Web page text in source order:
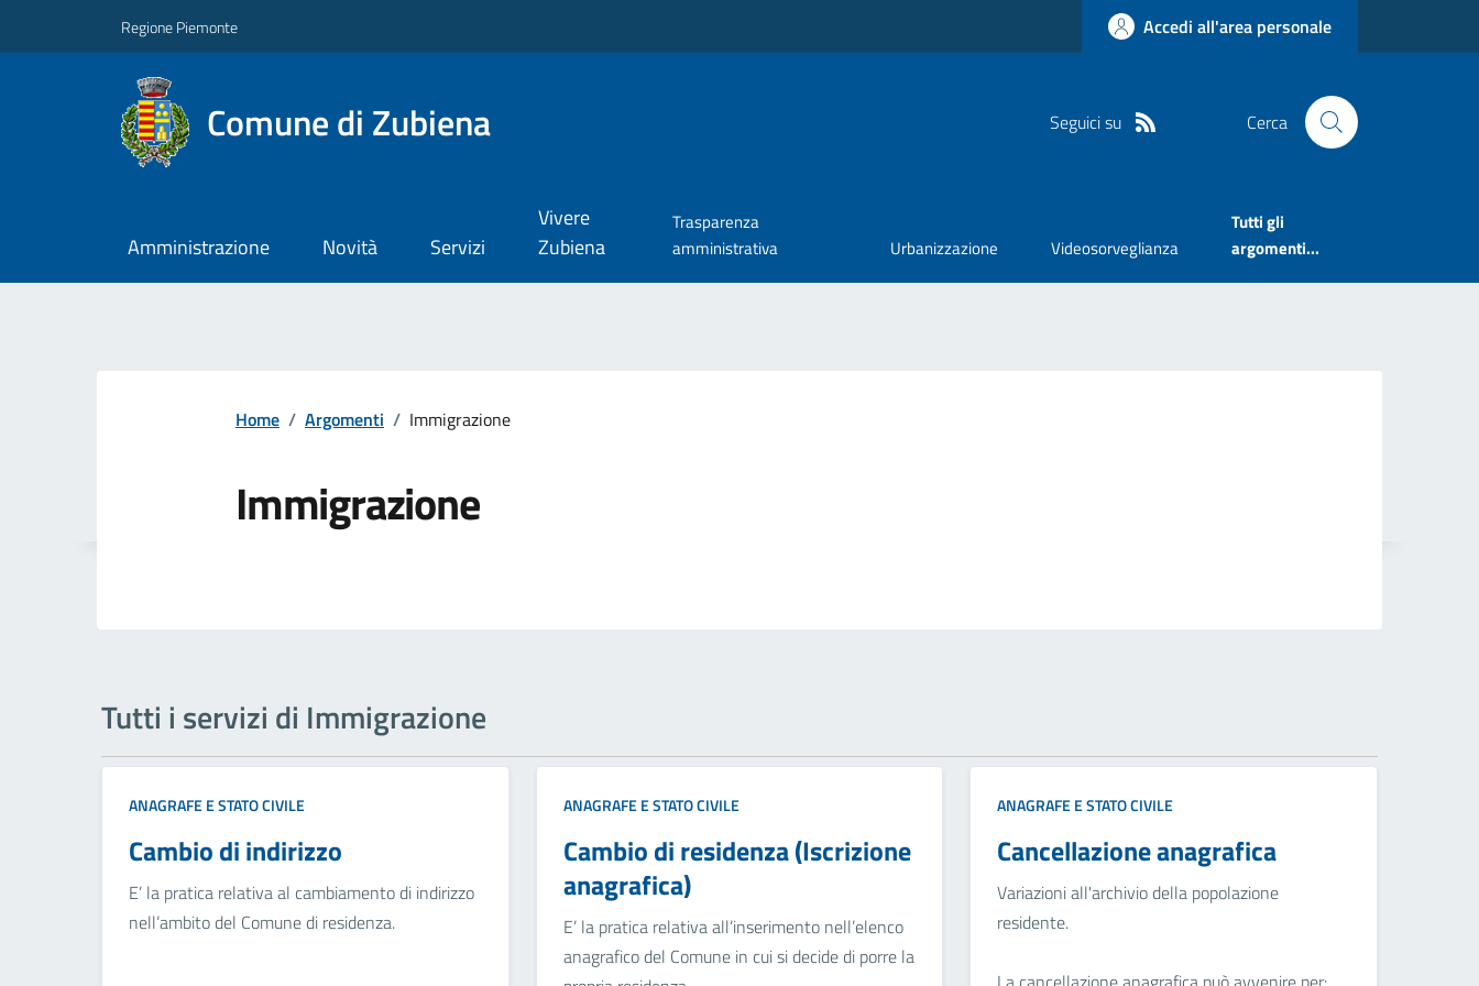
Regione Piemonte Accedi all'area personale
Comune di Zubiena Seguici su Cerca
Amministrazione Novità Servizi
Vivere
Zubiena
Trasparenza
amministrativa
Urbanizzazione Videosorveglianza
Tutti gli
argomenti...
Home / Argomenti / Immigrazione
Immigrazione
Tutti i servizi di Immigrazione
ANAGRAFE E STATO CIVILE
Cambio di indirizzo
E’ la pratica relativa al cambiamento di indirizzo
nell’ambito del Comune di residenza.
ANAGRAFE E STATO CIVILE
Cambio di residenza (Iscrizione
anagrafica)
E’ la pratica relativa all’inserimento nell’elenco
anagrafico del Comune in cui si decide di porre la
ANAGRAFE E STATO CIVILE
Cancellazione anagrafica
Variazioni all'archivio della popolazione
residente.